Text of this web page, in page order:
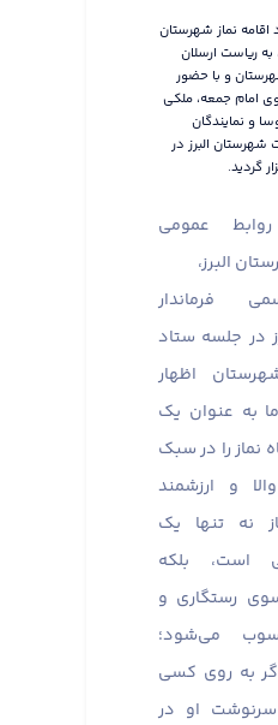
نماز شهرستان
البرز در سال ۱۴۰۴، به ریاست ارسلان
و با حضور
امام جمعه، ملکی
و نمایندگان
شهرستان البرز در
گردید.
عمومی
البرز،
فرماندار
در جلسه ستاد
اظهار
به عنوان یک
نماز را در سبک
و ارزشمند
نه تنها یک
است، بلکه
رستگاری و
می‌شود؛
به روی کسی
او در